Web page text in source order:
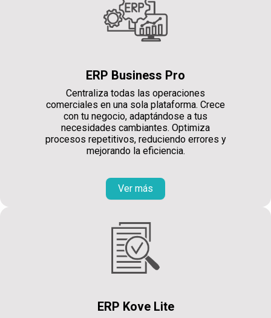
ERP Business Pro
Centraliza todas las operaciones
comerciales en una sola plataforma. Crece
con tu negocio, adaptándose a tus
necesidades cambiantes. Optimiza
procesos repetitivos, reduciendo errores y
mejorando la eficiencia.
Ver más
ERP Kove Lite